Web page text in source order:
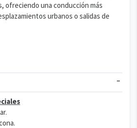
ofreciendo una conducción más
urbanos o salidas de